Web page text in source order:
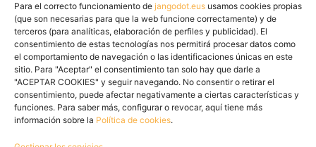
Para el correcto funcionamiento de jangodot.eus usamos cookies propias
(que son necesarias para que la web funcione correctamente) y de
terceros (para analíticas, elaboración de perfiles y publicidad). El
consentimiento de estas tecnologías nos permitirá procesar datos como
el comportamiento de navegación o las identificaciones únicas en este
sitio. Para "Aceptar" el consentimiento tan solo hay que darle a
"ACEPTAR COOKIES" y seguir navegando. No consentir o retirar el
consentimiento, puede afectar negativamente a ciertas características y
funciones. Para saber más, configurar o revocar, aquí tiene más
información sobre la Política de cookies.